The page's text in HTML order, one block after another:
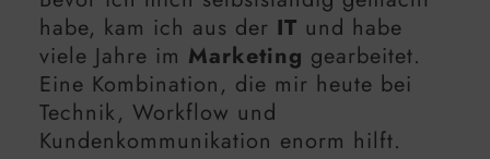
habe, kam ich aus der IT und habe
viele Jahre im Marketing gearbeitet.
Eine Kombination, die mir heute bei
Technik, Workflow und
Kundenkommunikation enorm hilft.